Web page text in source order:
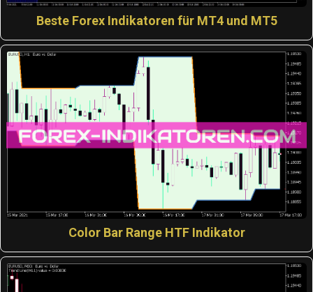
Beste Forex Indikatoren für MT4 und MT5
Color Bar Range HTF Indikator